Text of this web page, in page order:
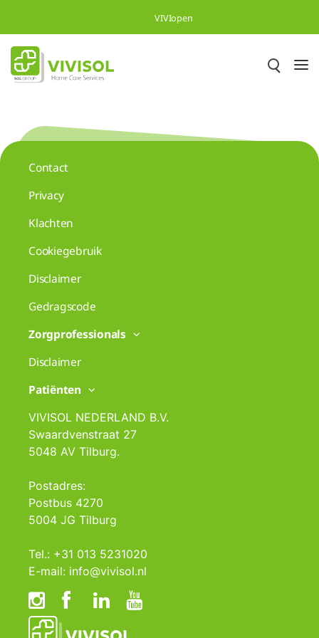
Overslaan en naar hoofdinhoud gaan
VIVIopen
Contact
Privacy
Klachten
Cookiegebruik
Disclaimer
Gedragscode
Zorgprofessionals
Disclaimer
Patiënten
VIVISOL NEDERLAND B.V.
Swaardvenstraat 27
5048 AV Tilburg.
Postadres:
Postbus 4270
5004 JG Tilburg
Tel.: +31 013 5231020
E-mail: info@vivisol.nl